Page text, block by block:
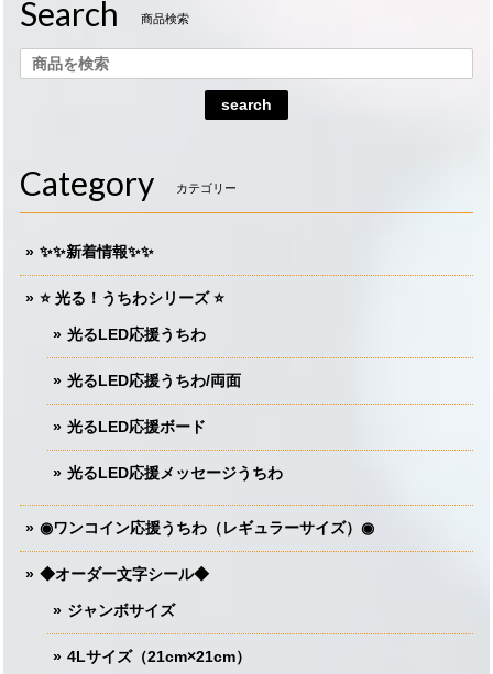
Search 商品検索
search
Category カテゴリー
✨✨新着情報✨✨
⭐️ 光る！うちわシリーズ ⭐️
光るLED応援うちわ
光るLED応援うちわ/両面
光るLED応援ボード
光るLED応援メッセージうちわ
◉ワンコイン応援うちわ（レギュラーサイズ）◉
◆オーダー文字シール◆
ジャンボサイズ
4Lサイズ（21cm×21cm）